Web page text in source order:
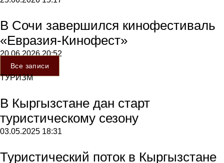
В Сочи завершился кинофестиваль
«Евразия-Кинофест»
20.06.202620:52
Все записи
ТУРИЗМ
В Кыргызстане дан старт
туристическому сезону
03.05.2025 18:31
Туристический поток в Кыргызстане